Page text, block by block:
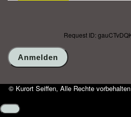
Request ID:
© Kurort Seiffen, Alle Rechte vorbehalten